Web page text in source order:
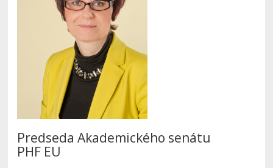
Predseda Akademického senátu
PHF EU